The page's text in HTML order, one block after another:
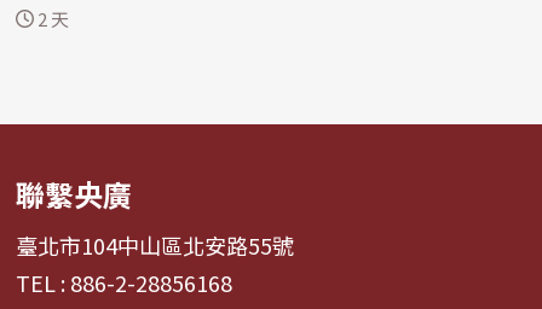
2 天
聯繫央廣
臺北市104中山區北安路55號
TEL : 886-2-28856168